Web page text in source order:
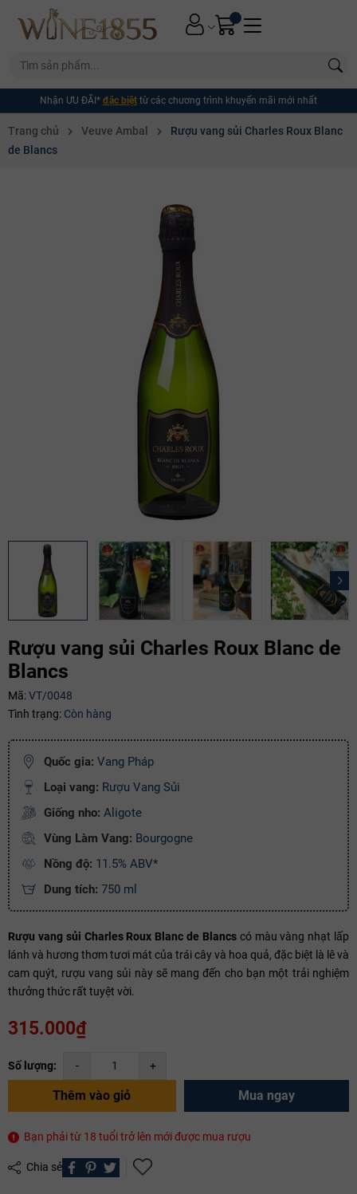
Nhận ƯU ĐÃI* đặc biệt từ các chương trình khuyến mãi mới nhất
Trang chủ Veuve Ambal
Rượu vang sủi Charles Roux Blanc
de Blancs
Rượu vang sủi Charles Roux Blanc de
Blancs
Mã:VT/0048
Tình trạng: Còn hàng
Quốc gia: Vang Pháp
Loại vang: Rượu Vang Sủi
Giống nho: Aligote
Vùng Làm Vang: Bourgogne
Nồng độ: 11.5% ABV*
Dung tích: 750 ml
Rượu vang sủi Charles Roux Blanc de Blancscó màu vàng nhạt lấp
lánh và hương thơm tươi mát của trái cây và hoa quả, đặc biệt là lê và
cam quýt, rượu vang sủi này sẽ mang đến cho bạn một trải nghiệm
thưởng thức rất tuyệt vời.
315.000₫
Số lượng: - +
Thêm vào giỏ Mua ngay
Bạn phải từ 18 tuổi trở lên mới được mua rượu
Chia sẻ
Mã giảm giá:
Điều kiện:
Copy mã và nhập mã ở trangTHANH TOÁN